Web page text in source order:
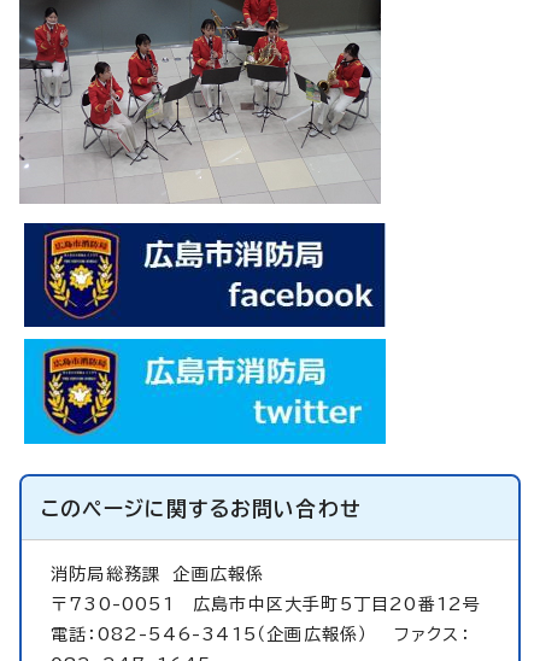
このページに関するお問い合わせ
消防局総務課企画広報係
〒730-0051 広島市中区大手町5丁目20番12号
電話：082-546-3415（企画広報係） ファクス：